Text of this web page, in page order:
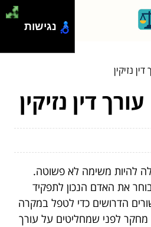
נזיקין
דין נזיקין
להיות משימה לא פשוטה.
את האדם הנכון לתפקיד
הדרושים כדי לטפל במקרה
לפני שמחליטים על עורך
נגישות